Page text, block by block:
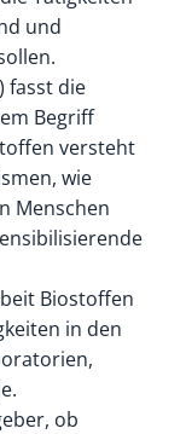
und
fasst die
Begriff
versteht
wie
Menschen
Biostoffen
in den
ob